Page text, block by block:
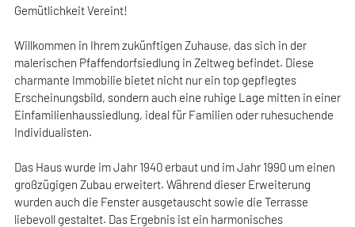
Gemütlichkeit Vereint!
Willkommen in Ihrem zukünftigen Zuhause, das sich in der
malerischen Pfaffendorfsiedlung in Zeltweg befindet. Diese
charmante Immobilie bietet nicht nur ein top gepflegtes
Erscheinungsbild, sondern auch eine ruhige Lage mitten in einer
Einfamilienhaussiedlung, ideal für Familien oder ruhesuchende
Individualisten.
Das Haus wurde im Jahr 1940 erbaut und im Jahr 1990 um einen
großzügigen Zubau erweitert. Während dieser Erweiterung
wurden auch die Fenster ausgetauscht sowie die Terrasse
liebevoll gestaltet. Das Ergebnis ist ein harmonisches